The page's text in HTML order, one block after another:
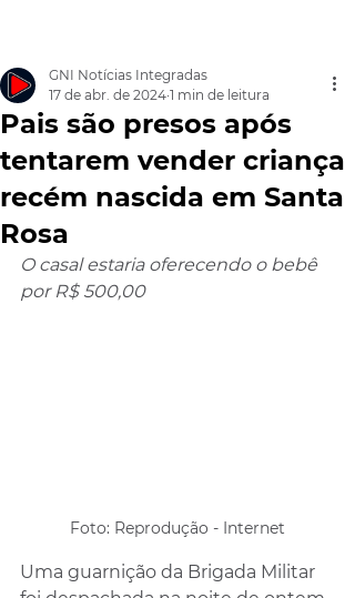
Pais são presos após
tentarem vender criança
recém nascida em Santa
Rosa
GNI Notícias Integradas
17 de abr. de 2024 1 min de leitura
O casal estaria oferecendo o bebê
por R$ 500,00
Foto: Reprodução - Internet
Uma guarnição da Brigada Militar